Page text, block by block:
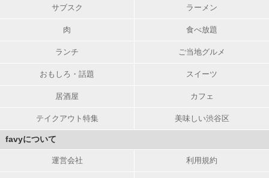
サブスク ラーメン
肉 食べ放題
ランチ ご当地グルメ
おもしろ・話題 スイーツ
居酒屋 カフェ
テイクアウト特集 美味しい渋谷区
favyについて
運営会社 利用規約